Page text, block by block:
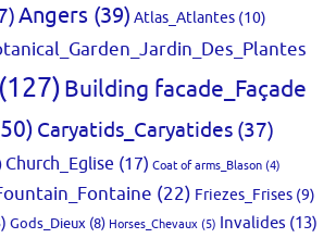
Angers (39) Atlas_Atlantes (10)
(127)Building facade_Façade
Caryatids_Caryatides (37)
Church_Eglise (17) Coat of arms_Blason (4)
(22) Friezes_Frises (9)
Gods_Dieux (8) Horses_Chevaux (5) Invalides (13)